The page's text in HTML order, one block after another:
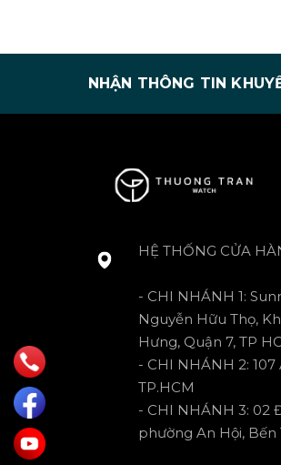
NHẬN THÔNG TIN
HỆ THỐNG CỬA
- CHI NHÁNH 1:
Nguyễn Hữu Thọ,
Hưng, Quận 7, TP
- CHI NHÁNH 2: 107
TP.HCM
- CHI NHÁNH 3: 02
phường An Hội, Bến